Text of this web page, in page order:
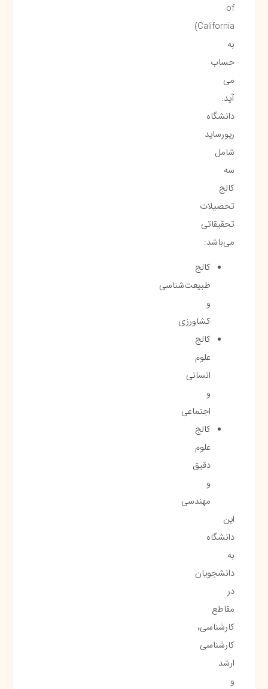
of
California)
به
حساب
می
آید.
دانشگاه
ریورساید
شامل
سه
کالج
تحصیلات
تحقیقاتی
می‌باشد:
کالج
طبیعت‌شناسی
و
کشاورزی
کالج
علوم
انسانی
و
اجتماعی
کالج
علوم
دقیق
و
مهندسی
این
دانشگاه
به
دانشجویان
در
مقاطع
کارشناسی،
کارشناسی
ارشد
و